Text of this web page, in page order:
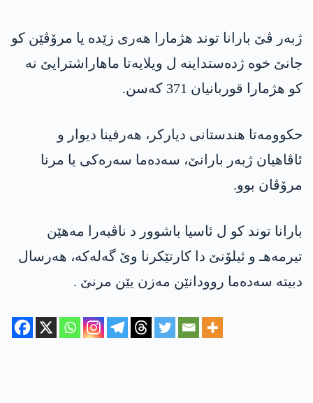
ژبەر ڤێ بارانا توند هژمارا ھەری زێدە یا مرۆڤێن كو
جانێ خوه‌ ژده‌ستداینه‌ ل ویلایه‌تا ماھاراشترایێ نه‌
کو هژمارا قوربانیان 371 کەسن.
حكوومه‌تا هندستانی دیاركر، هه‌رفینا دیوار و
ئاڤاهیان ژبه‌ر بارانێ، سه‌ده‌ما سه‌ره‌كی یا مرنا
مرۆڤان بوو.
بارانا توند کو ل ئاسیا باشوور د ناڤبەرا مه‌هێن
تیرمه‌هـ و ئیلۆنێ دا كارتێكرنا وێ گه‌له‌كه‌، ھەرسال
دبیته‌ سەدەما روودانێن مه‌زن یێن مرنێ .